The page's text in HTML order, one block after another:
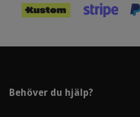
Behöver du hjälp?